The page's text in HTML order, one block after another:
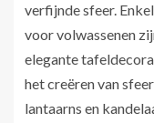
verfijnde sfeer.
voor volwassenen
elegante
het creëren van
lantaarns en